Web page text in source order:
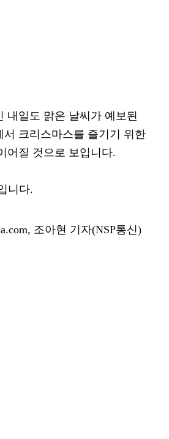
내일도 맑은 날씨가 예보된
서 크리스마스를 즐기기 위한
어질 것으로 보입니다.
니다.
조아현 기자(NSP통신)